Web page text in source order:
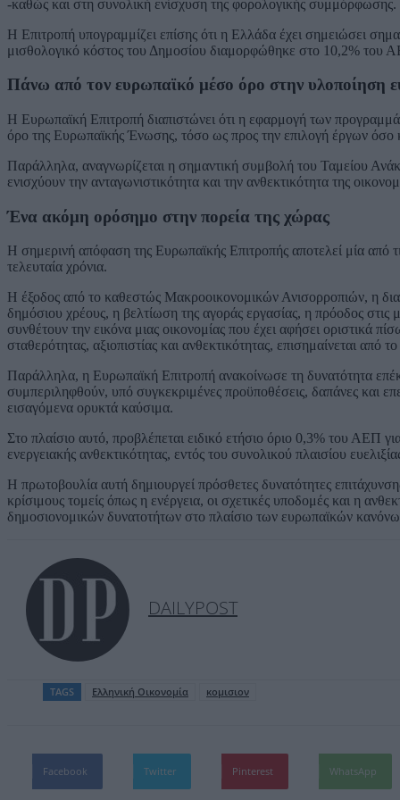
-καθώς και στη συνολική ενίσχυση της φορολογικής συμμόρφωσης.
Η Επιτροπή υπογραμμίζει επίσης ότι η Ελλάδα έχει σημειώσει
μισθολογικό κόστος του Δημοσίου διαμορφώθηκε στο 10,2%
Πάνω από τον ευρωπαϊκό μέσο όρο στην υλοποίηση
Η Ευρωπαϊκή Επιτροπή διαπιστώνει ότι η εφαρμογή των
όρο της Ευρωπαϊκής Ένωσης, τόσο ως προς την επιλογή έργων όσο
Παράλληλα, αναγνωρίζεται η σημαντική συμβολή του Ταμείου
ενισχύουν την ανταγωνιστικότητα και την ανθεκτικότητα της
Ένα ακόμη ορόσημο στην πορεία της χώρας
Η σημερινή απόφαση της Ευρωπαϊκής Επιτροπής αποτελεί μία από
τελευταία χρόνια.
Η έξοδος από το καθεστώς Μακροοικονομικών Ανισορροπιών, η
δημόσιου χρέους, η βελτίωση της αγοράς εργασίας, η πρόοδος
συνθέτουν την εικόνα μιας οικονομίας που έχει αφήσει οριστικά
σταθερότητας, αξιοπιστίας και ανθεκτικότητας, επισημαίνεται από
Παράλληλα, η Ευρωπαϊκή Επιτροπή ανακοίνωσε τη δυνατότητα
συμπεριληφθούν, υπό συγκεκριμένες προϋποθέσεις, δαπάνες και
εισαγόμενα ορυκτά καύσιμα.
Στο πλαίσιο αυτό, προβλέπεται ειδικό ετήσιο όριο 0,3% του ΑΕΠ
ενεργειακής ανθεκτικότητας, εντός του συνολικού πλαισίου
Η πρωτοβουλία αυτή δημιουργεί πρόσθετες δυνατότητες
κρίσιμους τομείς όπως η ενέργεια, οι σχετικές υποδομές και η
δημοσιονομικών δυνατοτήτων στο πλαίσιο των ευρωπαϊκών
DAILYPOST
TAGS Ελληνική Οικονομία κομισιον
Facebook Twitter Pinterest WhatsApp